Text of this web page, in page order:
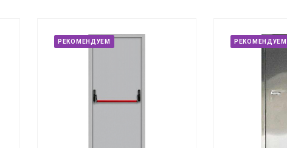
РЕКОМЕНДУЕМ РЕКОМЕНДУЕМ